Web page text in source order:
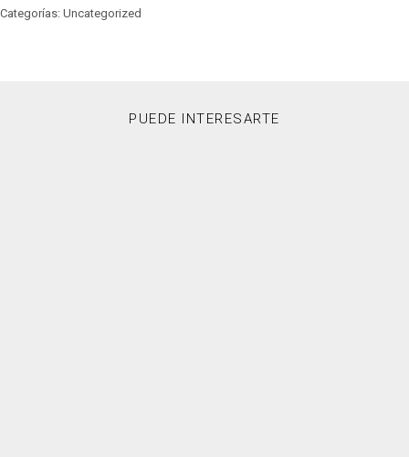
Categorías: Uncategorized
PUEDE INTERESARTE